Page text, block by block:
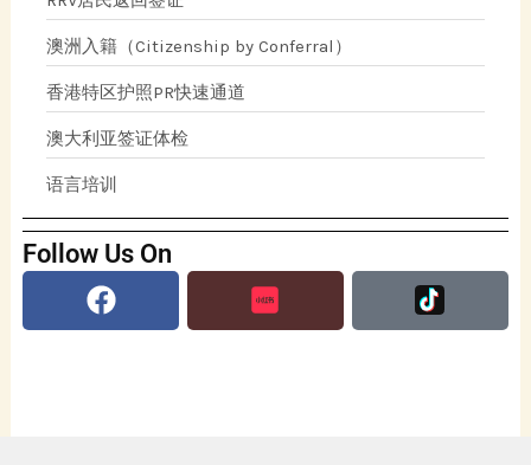
澳洲入籍（Citizenship by Conferral）
香港特区护照PR快速通道
澳大利亚签证体检
语言培训
Follow Us On
Facebook